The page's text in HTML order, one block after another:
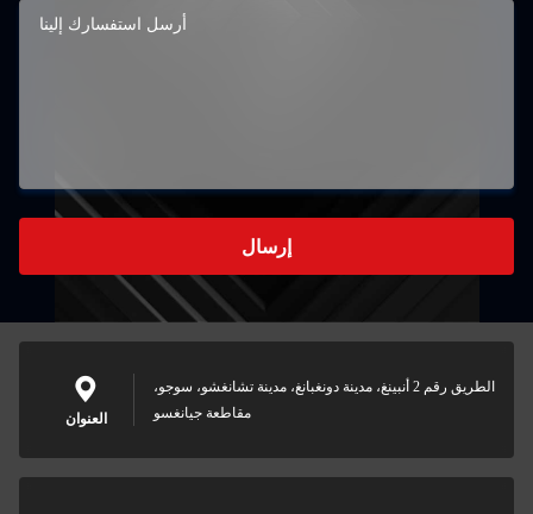
إرسال
العنوان
الطريق رقم 2 أنبينغ، مدينة دونغبانغ، مدينة تشانغشو، سوجو،
مقاطعة جيانغسو